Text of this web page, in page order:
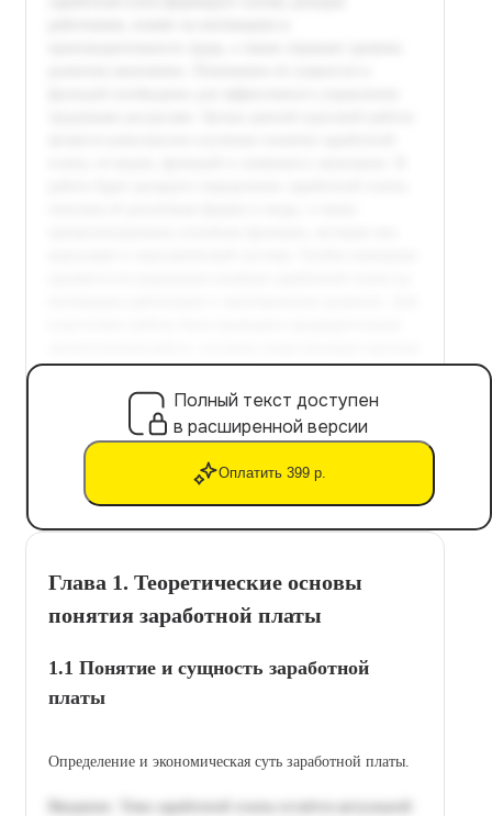
Полный текст доступен
в расширенной версии
Оплатить 399 р.
Глава 1. Теоретические основы
понятия заработной платы
1.1 Понятие и сущность заработной
платы
Определение и экономическая суть заработной платы.